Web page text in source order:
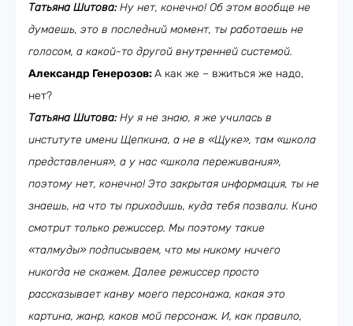
Татьяна Шитова:Ну нет, конечно! Об этом вообще не
думаешь, это в последний момент, ты работаешь не
голосом, а какой-то другой внутренней системой.
Александр Генерозов:А как же – вжиться же надо,
нет?
Татьяна Шитова:Ну я не знаю, я же училась в
институте имени Щепкина, а не в «Щуке», там «школа
представления», а у нас «школа переживания»,
поэтому нет, конечно! Это закрытая информация, ты не
знаешь, на что ты приходишь, куда тебя позвали. Кино
смотрит только режиссер. Мы поэтому такие
«талмуды» подписываем, что мы никому ничего
никогда не скажем. Далее режиссер просто
рассказывает канву моего персонажа, какая это
картина, жанр, каков мой персонаж. И, как правило,